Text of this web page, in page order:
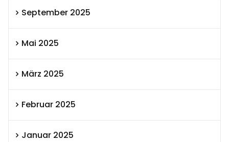
September 2025
Mai 2025
März 2025
Februar 2025
Januar 2025